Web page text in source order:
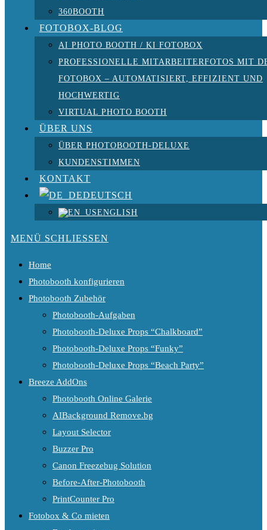
360BOOTH
FOTOBOX-BLOG
AI PHOTO BOOTH / KI FOTOBOX
PROFESSIONELLE MITARBEITERFOTOS MIT
FOTOBOX – AUTOMATISIERT, EFFIZIENT UND
HOCHWERTIG
VIRTUAL PHOTO BOOTH
ÜBER UNS
ÜBER PHOTOBOOTH-DELUXE
KUNDENSTIMMEN
KONTAKT
DEUTSCH
ENGLISH
MENÜ SCHLIESSEN
Home
Photobooth konfigurieren
Photobooth Zubehör
Photobooth-Aufgaben
Photobooth-Deluxe Props “Chalkboard”
Photobooth-Deluxe Props “Funky”
Photobooth-Deluxe Props “Beach Party”
Breeze AddOns
Photobooth Online Galerie
AIBackground Remove.bg
Layout Selector
Buzzer Pro
Canon Freezebug Solution
Before-After-Photobooth
PrintCounter Pro
Fotobox & Co mieten